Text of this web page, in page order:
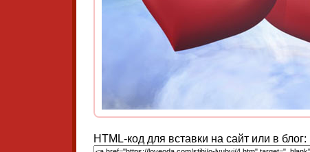
HTML-код для вставки на сайт или в блог: